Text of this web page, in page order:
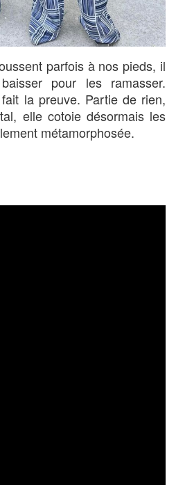
parfois à nos pieds, il
pour les ramasser.
la preuve. Partie de rien,
elle cotoie désormais les
métamorphosée.